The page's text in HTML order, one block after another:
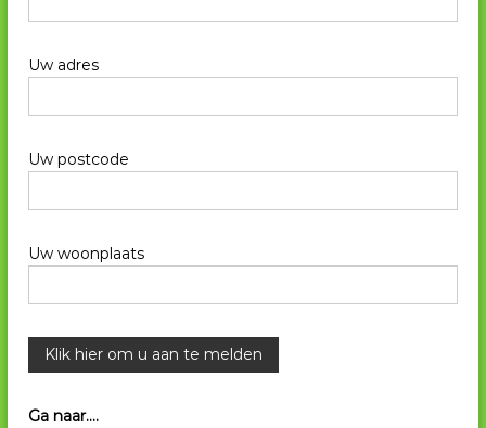
Uw adres
Uw postcode
Uw woonplaats
Ga naar….